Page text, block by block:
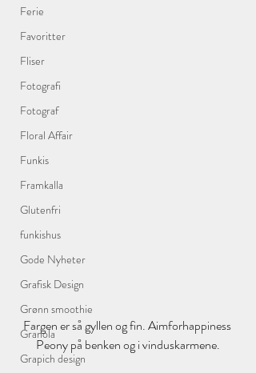
Ferie
Favoritter
Fliser
Fotografi
Fotograf
Floral Affair
Funkis
Framkalla
Glutenfri
funkishus
Gode Nyheter
Grafisk Design
Grønn smoothie
Granola
Grapich design
Fargen er så gyllen og fin. Aimforhappiness
Peony på benken og i vinduskarmene.